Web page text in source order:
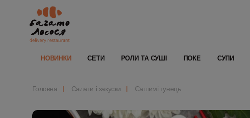
НОВИНКИ СЕТИ РОЛИ ТА СУШІ ПОКЕ СУПИ
Головна Салати і закуски Сашимі тунець